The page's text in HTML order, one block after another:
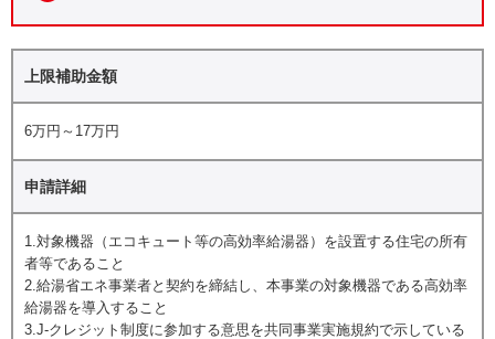
上限補助金額
6万円～17万円
申請詳細
1.対象機器（エコキュート等の高効率給湯器）を設置する住宅の所有
者等であること
2.給湯省エネ事業者と契約を締結し、本事業の対象機器である高効率
給湯器を導入すること
3.J-クレジット制度に参加する意思を共同事業実施規約で示している